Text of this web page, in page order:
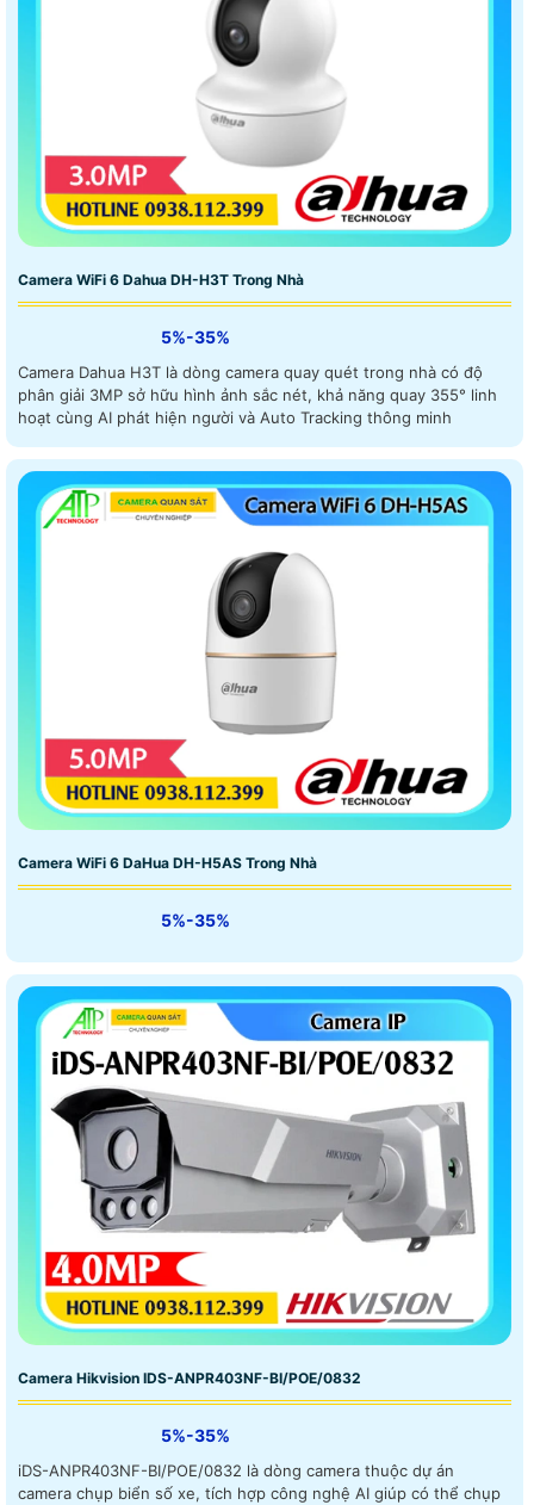
Camera WiFi 6 Dahua DH-H3T Trong Nhà
5%-35%
Camera Dahua H3T là dòng camera quay quét trong nhà có độ
phân giải 3MP sở hữu hình ảnh sắc nét, khả năng quay 355° linh
hoạt cùng AI phát hiện người và Auto Tracking thông minh
Camera WiFi 6 DaHua DH-H5AS Trong Nhà
5%-35%
Camera Hikvision IDS-ANPR403NF-BI/POE/0832
5%-35%
iDS-ANPR403NF-BI/POE/0832 là dòng camera thuộc dự án
camera chụp biển số xe, tích hợp công nghệ AI giúp có thể chụp